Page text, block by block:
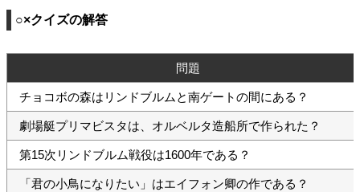
○×クイズの解答
問題
チョコボの森はリンドブルムと南ゲートの間にある？
劇場艇プリマビスタは、オルベルタ造船所で作られた？
第15次リンドブルム戦役は1600年である？
「君の小鳥になりたい」はエイフォン卿の作である？